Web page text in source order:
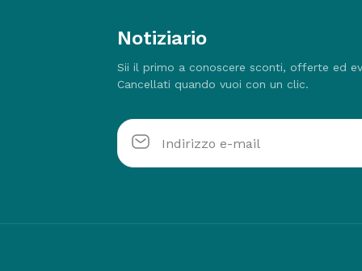
Notiziario
Sii il primo a conoscere sconti, offerte ed
Cancellati quando vuoi con un clic.